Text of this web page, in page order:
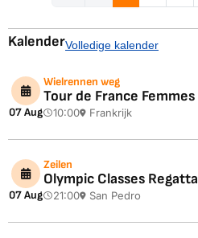
KalenderVolledige kalender
07 Aug
Wielrennen weg
Tour de France Femmes
10:00 Frankrijk
07 Aug
Zeilen
Olympic Classes Regatta
21:00 San Pedro